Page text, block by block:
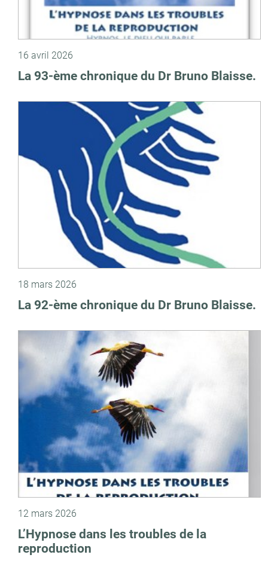
16 avril 2026
La 93-ème chronique du Dr Bruno Blaisse.
18 mars 2026
La 92-ème chronique du Dr Bruno Blaisse.
12 mars 2026
L’Hypnose dans les troubles de la
reproduction